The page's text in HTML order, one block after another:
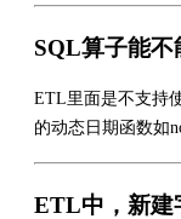
SQL算子能不
ETL里面是不支持
的动态日期函数如
ETL中，新建